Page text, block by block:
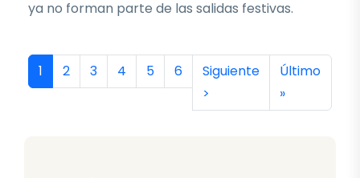
ya no forman parte de las salidas festivas.
Paginación
Página actual
1 Página
2 Página
3 Página
4 Página
5 Página
6 Siguiente página
Siguiente
>
Última
Último
»